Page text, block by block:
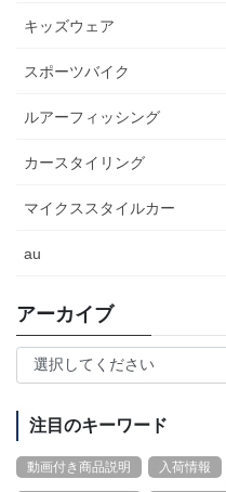
キッズウェア
スポーツバイク
ルアーフィッシング
カースタイリング
マイクススタイルカー
au
アーカイブ
注目のキーワード
動画付き商品説明 入荷情報